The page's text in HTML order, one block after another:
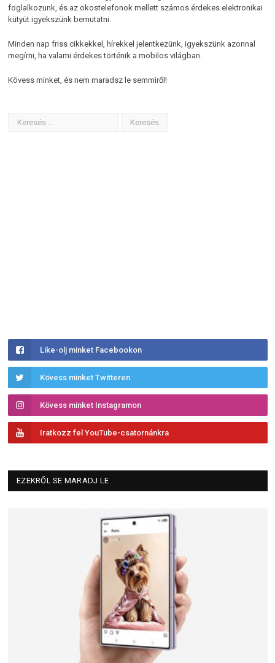
foglalkozunk, és az okostelefonok mellett számos érdekes elektronikai
kütyüt igyekszünk bemutatni.
Minden nap friss cikkekkel, hírekkel jelentkezünk, igyekszünk azonnal
megírni, ha valami érdekes történik a mobilos világban.
Kövess minket, és nem maradsz le semmiről!
Like-olj minket Facebookon
Kövess minket Twitteren
Kövess minket Instagramon
Iratkozz fel YouTube-csatornánkra
EZEKRŐL SE MARADJ LE